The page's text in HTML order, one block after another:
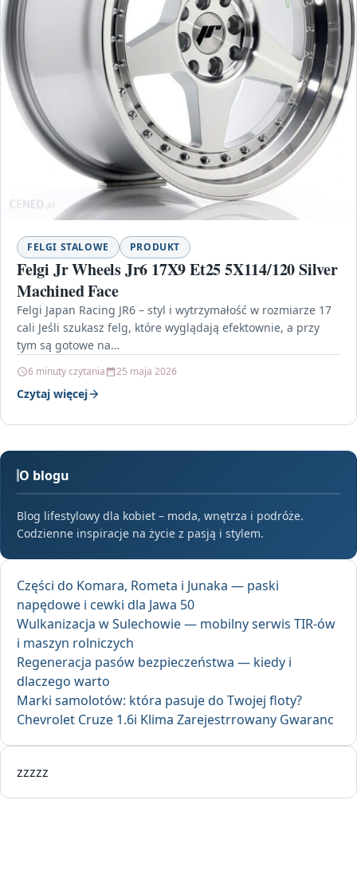
FELGI STALOWE PRODUKT
Felgi Jr Wheels Jr6 17X9 Et25 5X114/120 Silver
Machined Face
Felgi Japan Racing JR6 – styl i wytrzymałość w rozmiarze 17
cali Jeśli szukasz felg, które wyglądają efektownie, a przy
tym są gotowe na…
6 minuty czytania 25 maja 2026
Czytaj więcej
O blogu
Blog lifestylowy dla kobiet – moda, wnętrza i podróże.
Codzienne inspiracje na życie z pasją i stylem.
Części do Komara, Rometa i Junaka — paski
napędowe i cewki dla Jawa 50
Wulkanizacja w Sulechowie — mobilny serwis TIR-ów
i maszyn rolniczych
Regeneracja pasów bezpieczeństwa — kiedy i
dlaczego warto
Marki samolotów: która pasuje do Twojej floty?
Chevrolet Cruze 1.6i Klima Zarejestrrowany Gwaranc
zzzzz